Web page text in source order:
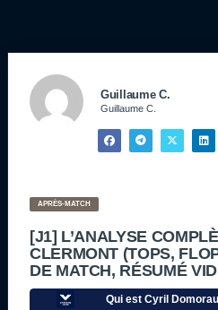
Guillaume C.
Guillaume C.
APRÈS-MATCH
[J1] L’ANALYSE
CLERMONT (TOPS,
DE MATCH, RÉSUMÉ